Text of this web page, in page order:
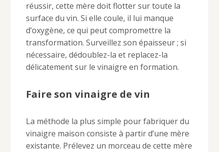
réussir, cette mère doit flotter sur toute la
surface du vin. Si elle coule, il lui manque
d’oxygène, ce qui peut compromettre la
transformation. Surveillez son épaisseur ; si
nécessaire, dédoublez-la et replacez-la
délicatement sur le vinaigre en formation.
Faire son vinaigre de vin
La méthode la plus simple pour fabriquer du
vinaigre maison consiste à partir d’une mère
existante. Prélevez un morceau de cette mère